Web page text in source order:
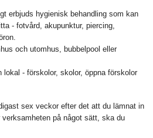
erbjuds hygienisk behandling som kan
- fotvård, akupunktur, piercing,
och utomhus, bubbelpool eller
lokal - förskolor, skolor, öppna förskolor
sex veckor efter det att du lämnat in
på något sätt, ska du